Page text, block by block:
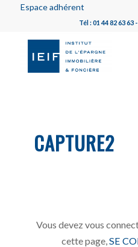
Espace adhérent
Tél : 01 44 82 63
CAPTURE2
Vous devez vous
cette page, SE